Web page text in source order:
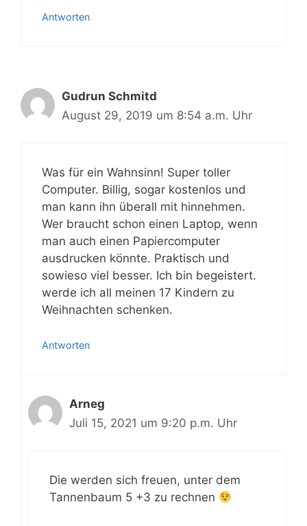
Antworten
Gudrun Schmitd
August 29, 2019 um 8:54 a.m. Uhr
Was für ein Wahnsinn! Super toller
Computer. Billig, sogar kostenlos und
man kann ihn überall mit hinnehmen.
Wer braucht schon einen Laptop, wenn
man auch einen Papiercomputer
ausdrucken könnte. Praktisch und
sowieso viel besser. Ich bin begeistert.
werde ich all meinen 17 Kindern zu
Weihnachten schenken.
Antworten
Arneg
Juli 15, 2021 um 9:20 p.m. Uhr
Die werden sich freuen, unter dem
Tannenbaum 5 +3 zu rechnen